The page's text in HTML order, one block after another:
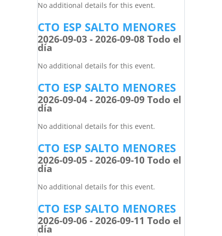
No additional details for this event.
CTO ESP SALTO MENORES
2026-09-03 - 2026-09-08 Todo el
día
No additional details for this event.
CTO ESP SALTO MENORES
2026-09-04 - 2026-09-09 Todo el
día
No additional details for this event.
CTO ESP SALTO MENORES
2026-09-05 - 2026-09-10 Todo el
día
No additional details for this event.
CTO ESP SALTO MENORES
2026-09-06 - 2026-09-11 Todo el
día